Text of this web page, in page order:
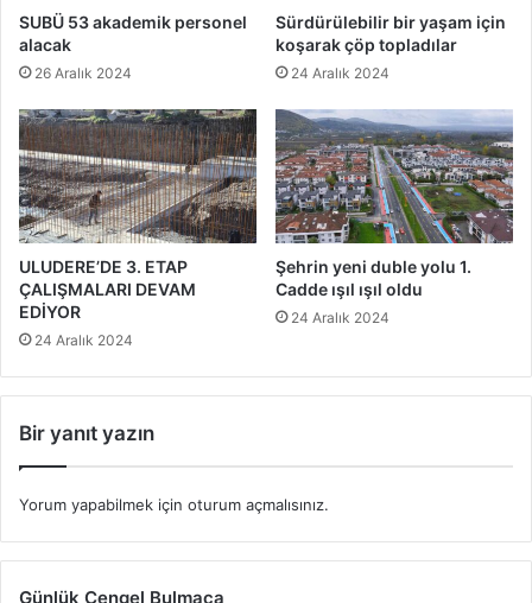
SUBÜ 53 akademik personel
alacak
26 Aralık 2024
Sürdürülebilir bir yaşam için
koşarak çöp topladılar
24 Aralık 2024
ULUDERE’DE 3. ETAP
ÇALIŞMALARI DEVAM
EDİYOR
24 Aralık 2024
Şehrin yeni duble yolu 1.
Cadde ışıl ışıl oldu
24 Aralık 2024
Bir yanıt yazın
Yorum yapabilmek için oturum açmalısınız.
Günlük Çengel Bulmaca